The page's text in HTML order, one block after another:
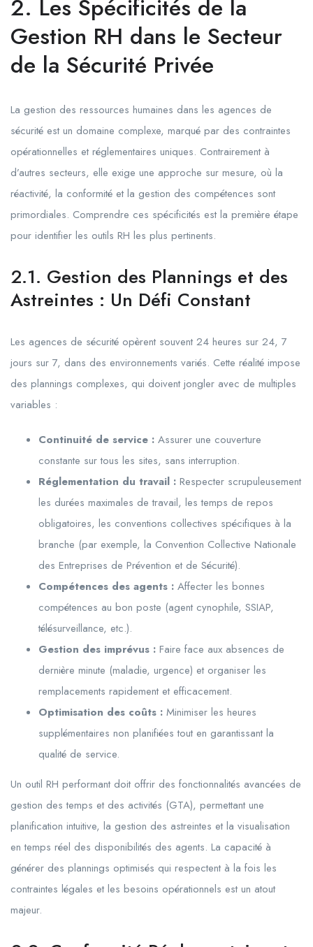
2. Les Spécificités de la
Gestion RH dans le Secteur
de la Sécurité Privée
La gestion des ressources humaines dans les agences de
sécurité est un domaine complexe, marqué par des contraintes
opérationnelles et réglementaires uniques. Contrairement à
d’autres secteurs, elle exige une approche sur mesure, où la
réactivité, la conformité et la gestion des compétences sont
primordiales. Comprendre ces spécificités est la première étape
pour identifier les outils RH les plus pertinents.
2.1. Gestion des Plannings et des
Astreintes : Un Défi Constant
Les agences de sécurité opèrent souvent 24 heures sur 24, 7
jours sur 7, dans des environnements variés. Cette réalité impose
des plannings complexes, qui doivent jongler avec de multiples
variables :
Continuité de service : Assurer une couverture
constante sur tous les sites, sans interruption.
Réglementation du travail : Respecter scrupuleusement
les durées maximales de travail, les temps de repos
obligatoires, les conventions collectives spécifiques à la
branche (par exemple, la Convention Collective Nationale
des Entreprises de Prévention et de Sécurité).
Compétences des agents : Affecter les bonnes
compétences au bon poste (agent cynophile, SSIAP,
télésurveillance, etc.).
Gestion des imprévus : Faire face aux absences de
dernière minute (maladie, urgence) et organiser les
remplacements rapidement et efficacement.
Optimisation des coûts : Minimiser les heures
supplémentaires non planifiées tout en garantissant la
qualité de service.
Un outil RH performant doit offrir des fonctionnalités avancées de
gestion des temps et des activités (GTA), permettant une
planification intuitive, la gestion des astreintes et la visualisation
en temps réel des disponibilités des agents. La capacité à
générer des plannings optimisés qui respectent à la fois les
contraintes légales et les besoins opérationnels est un atout
majeur.